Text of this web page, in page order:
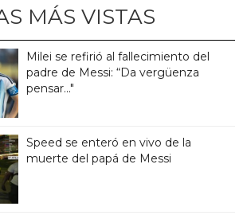
MÁS VISTAS
Milei se refirió al fallecimiento del
padre de Messi: “Da vergüenza
pensar..."
Speed se enteró en vivo de la
muerte del papá de Messi